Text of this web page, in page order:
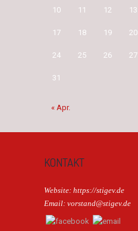
10 11 12 13
17 18 19 20
24 25 26 27
31
« Apr.
KONTAKT
Website: https://stigev.de
Email: vorstand@stigev.de